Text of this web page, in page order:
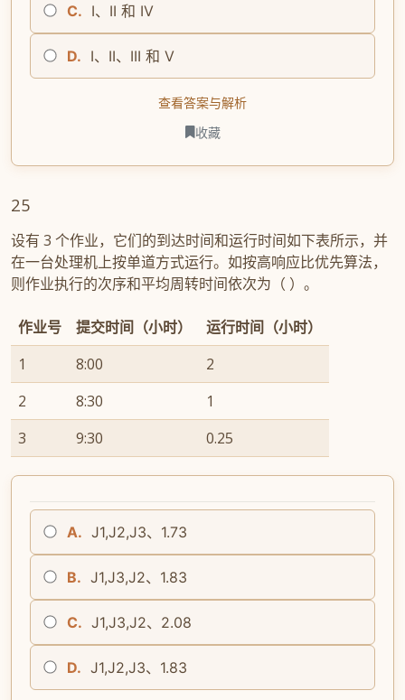
C. I、II 和 IV
D. I、II、III 和 V
查看答案与解析
收藏
25
设有 3 个作业，它们的到达时间和运行时间如下表所示，并
在一台处理机上按单道方式运行。如按高响应比优先算法，
则作业执行的次序和平均周转时间依次为（ ）。
作业号 提交时间（小时）
运行时间（小时）
1
8:00
2
2
8:30
1
3
9:30 0.25
A. J1,J2,J3、1.73
B. J1,J3,J2、1.83
C. J1,J3,J2、2.08
D. J1,J2,J3、1.83